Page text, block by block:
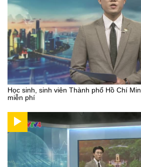
Học sinh, sinh viên Thành phố Hồ Chí
miễn phí